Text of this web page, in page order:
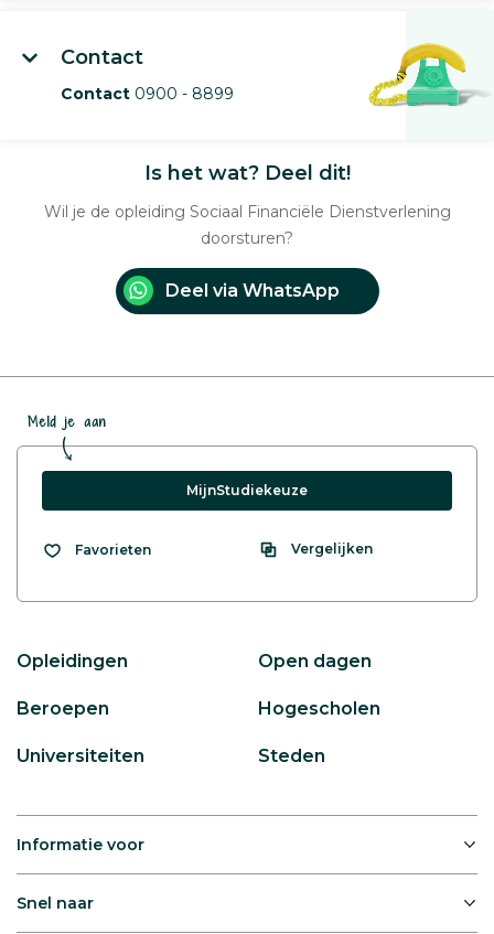
Contact
Contact 0900 - 8899
Is het wat? Deel dit!
Wil je de opleiding Sociaal Financiële Dienstverlening
doorsturen?
Deel via WhatsApp
Meld je aan
MijnStudiekeuze
Favorieten Vergelijken
Opleidingen Open dagen
Beroepen Hogescholen
Universiteiten Steden
Informatie voor
Snel naar